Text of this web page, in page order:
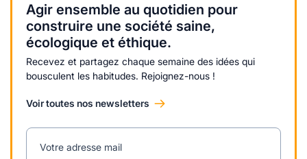
Agir ensemble au quotidien pour
construire une société saine,
écologique et éthique.
Recevez et partagez chaque semaine des idées qui
bousculent les habitudes. Rejoignez-nous !
Voir toutes nos newsletters
Votre adresse mail